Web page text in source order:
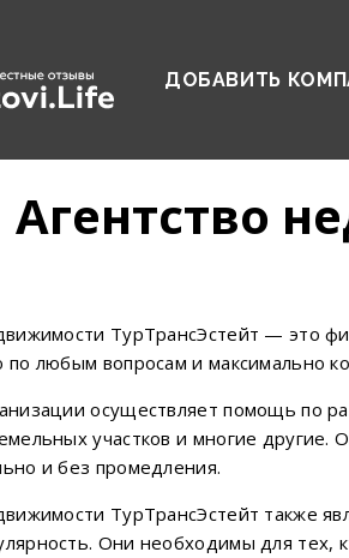
ДОБАВИТЬ
Агентство
ТурТрансЭстейт — это
по любым вопросам и максимально
осуществляет помощь по
участков и многие
и без промедления.
ТурТрансЭстейт также
Они необходимы для тех,